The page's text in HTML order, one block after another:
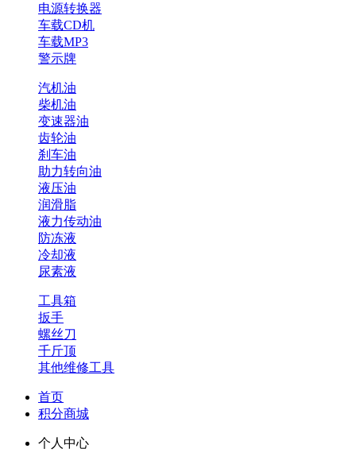
电源转换器
车载CD机
车载MP3
警示牌
汽机油
柴机油
变速器油
齿轮油
刹车油
助力转向油
液压油
润滑脂
液力传动油
防冻液
冷却液
尿素液
工具箱
扳手
螺丝刀
千斤顶
其他维修工具
首页
积分商城
个人中心